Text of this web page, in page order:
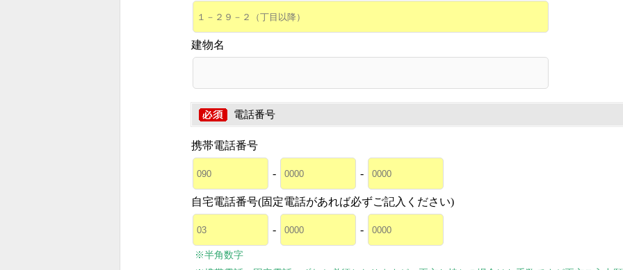
建物名
電話番号
携帯電話番号
- -
自宅電話番号(固定電話があれば必ずご記入ください)
- -
※半角数字